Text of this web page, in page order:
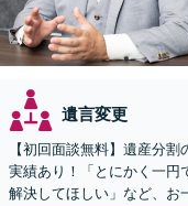
遺言変更
【初回面談無料】遺産分
実績あり！「とにかく一円
解決してほしい」など、お